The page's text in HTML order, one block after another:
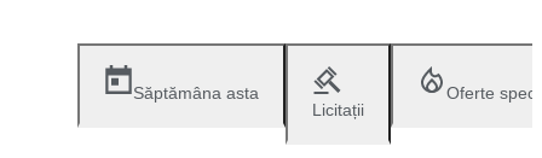
Săptămâna asta
Licitații
Oferte